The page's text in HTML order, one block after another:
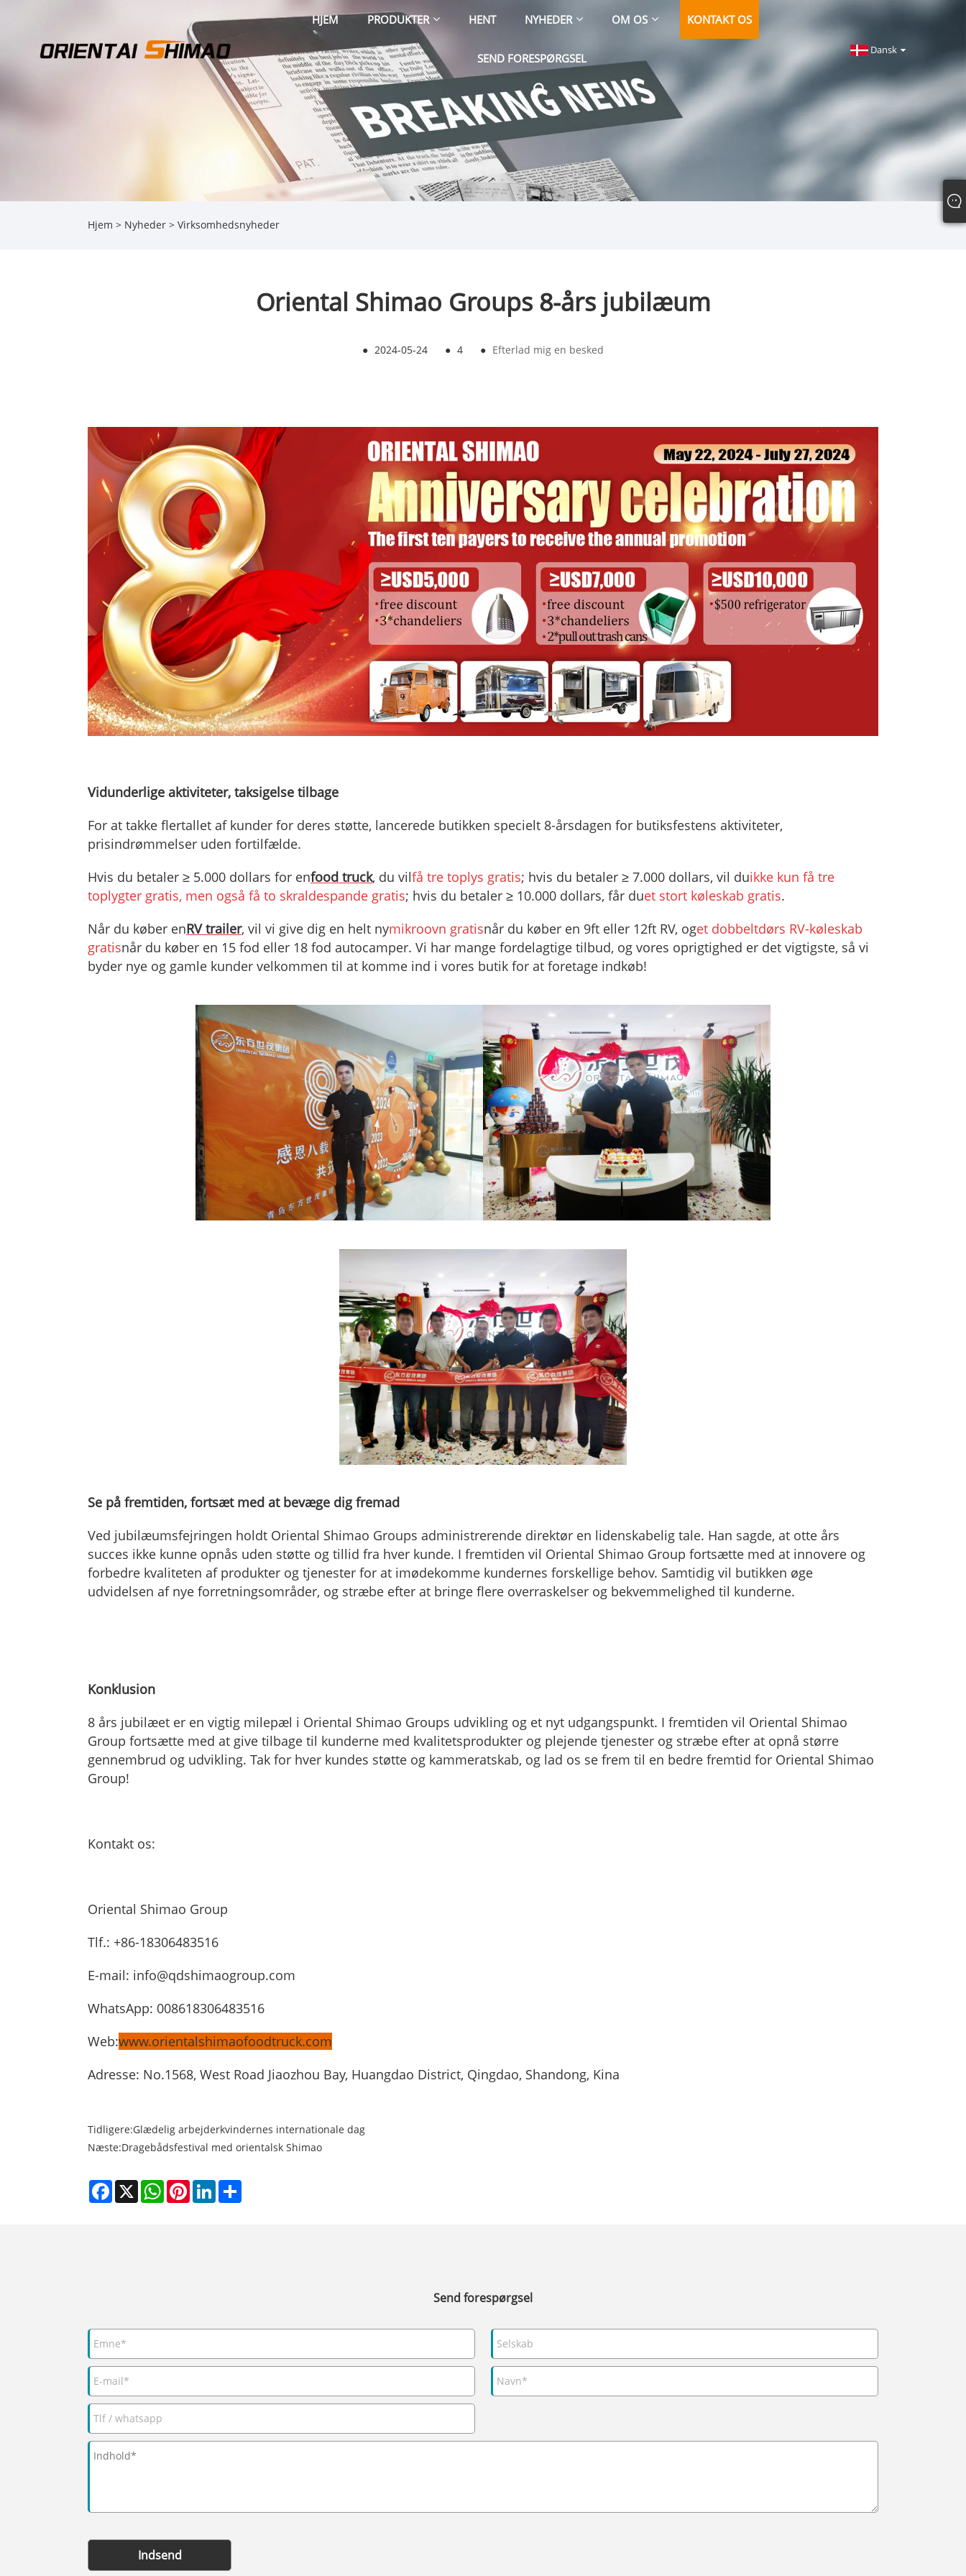
HJEM PRODUKTER HENT NYHEDER OM OS KONTAKT OS
SEND FORESPØRGSEL
Dansk
Hjem > Nyheder > Virksomhedsnyheder
Oriental Shimao Groups 8-års jubilæum
● 2024-05-24 ● 4 ● Efterlad mig en besked
Vidunderlige aktiviteter, taksigelse tilbage
For at takke flertallet af kunder for deres støtte, lancerede butikken specielt 8-årsdagen for butiksfestens aktiviteter,
prisindrømmelser uden fortilfælde.
Hvis du betaler ≥ 5.000 dollars for enfood truck, du vilfå tre toplys gratis; hvis du betaler ≥ 7.000 dollars, vil duikke kun få tre
toplygter gratis, men også få to skraldespande gratis; hvis du betaler ≥ 10.000 dollars, får duet stort køleskab gratis.
Når du køber enRV trailer, vil vi give dig en helt nymikroovn gratisnår du køber en 9ft eller 12ft RV, oget dobbeltdørs RV-køleskab
gratisnår du køber en 15 fod eller 18 fod autocamper. Vi har mange fordelagtige tilbud, og vores oprigtighed er det vigtigste, så vi
byder nye og gamle kunder velkommen til at komme ind i vores butik for at foretage indkøb!
Se på fremtiden, fortsæt med at bevæge dig fremad
Ved jubilæumsfejringen holdt Oriental Shimao Groups administrerende direktør en lidenskabelig tale. Han sagde, at otte års
succes ikke kunne opnås uden støtte og tillid fra hver kunde. I fremtiden vil Oriental Shimao Group fortsætte med at innovere og
forbedre kvaliteten af ​​produkter og tjenester for at imødekomme kundernes forskellige behov. Samtidig vil butikken øge
udvidelsen af ​​nye forretningsområder, og stræbe efter at bringe flere overraskelser og bekvemmelighed til kunderne.
Konklusion
8 års jubilæet er en vigtig milepæl i Oriental Shimao Groups udvikling og et nyt udgangspunkt. I fremtiden vil Oriental Shimao
Group fortsætte med at give tilbage til kunderne med kvalitetsprodukter og plejende tjenester og stræbe efter at opnå større
gennembrud og udvikling. Tak for hver kundes støtte og kammeratskab, og lad os se frem til en bedre fremtid for Oriental Shimao
Group!
Kontakt os:
Oriental Shimao Group
Tlf.: +86-18306483516
E-mail: info@qdshimaogroup.com
WhatsApp: 008618306483516
Web:www.orientalshimaofoodtruck.com
Adresse: No.1568, West Road Jiaozhou Bay, Huangdao District, Qingdao, Shandong, Kina
Tidligere:Glædelig arbejderkvindernes internationale dag
Næste:Dragebådsfestival med orientalsk Shimao
Facebook
X WhatsAppPinterestLinkedIn
Send forespørgsel
Indsend